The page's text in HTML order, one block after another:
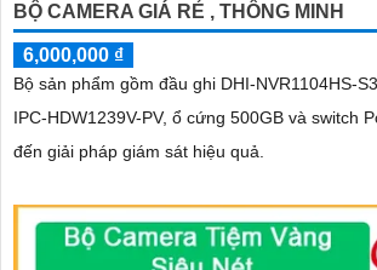
BỘ CAMERA GIÁ RẺ , THÔNG MINH
6,000,000 ₫
Bộ sản phẩm gồm đầu ghi DHI-NVR1104HS-
IPC-HDW1239V-PV, ổ cứng 500GB và switch
đến giải pháp giám sát hiệu quả.